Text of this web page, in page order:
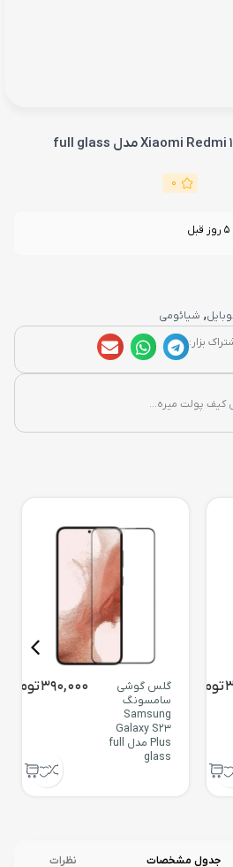
0
, شیائومی
بزار:
تومان
گلس گوشی
سامسونگ
Samsung
Galaxy S23
Plus مدل full
glass
390,000تومان
جدول مشخصات نظرات